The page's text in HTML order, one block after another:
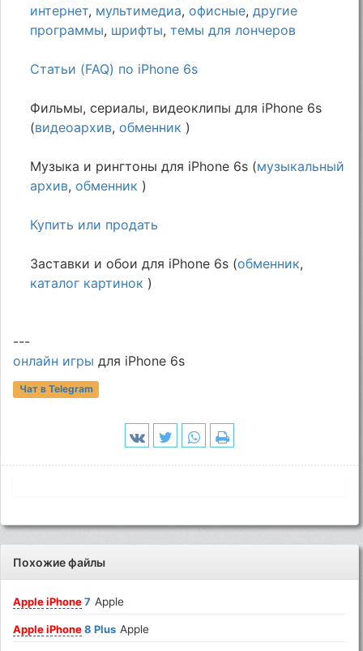
интернет, мультимедиа,офисные,другие
программы, шрифты,темы для лончеров
Статьи (FAQ) по iPhone 6s
Фильмы, сериалы, видеоклипы для iPhone 6s
(видеоархив,обменник )
Музыка и рингтоны для iPhone 6s (музыкальный
архив,обменник )
Купить или продать
Заставки и обои для iPhone 6s (обменник,
каталог картинок )
---
онлайн игры для iPhone 6s
Чат в Telegram
Похожие файлы
Apple iPhone7 Apple
Apple iPhone8 Plus Apple